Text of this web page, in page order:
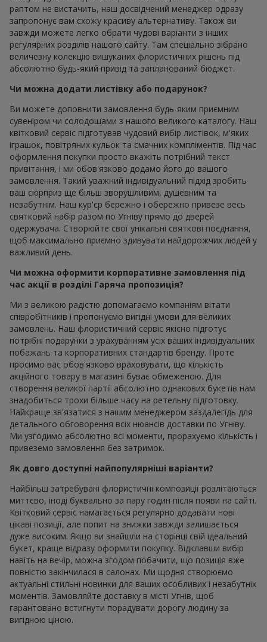
раптом не вистачить, наш досвідчений менеджер одразу
запропонує вам схожу красиву альтернативу. Також ви
завжди можете легко обрати чудові варіанти з інших
регулярних розділів нашого сайту. Там спеціально зібрано
величезну колекцію вишуканих флористичних рішень під
абсолютно будь-який привід та запланований бюджет.
Чи можна додати листівку або подарунок?
Ви можете доповнити замовлення будь-яким приємним
сувеніром чи солодощами з нашого великого каталогу. Наш
квітковий сервіс підготував чудовий вибір листівок, м'яких
іграшок, повітряних кульок та смачних компліментів. Під час
оформлення покупки просто вкажіть потрібний текст
привітання, і ми обов'язково додамо його до вашого
замовлення. Такий уважний індивідуальний підхід зробить
ваш сюрприз ще більш зворушливим, душевним та
незабутнім. Наш кур'єр бережно і обережно привезе весь
святковий набір разом по Угніву прямо до дверей
одержувача. Створюйте свої унікальні святкові поєднання,
щоб максимально приємно здивувати найдорожчих людей у
важливий день.
Чи можна оформити корпоративне замовлення під
час акції в розділі Гаряча пропозиція?
Ми з великою радістю допомагаємо компаніям вітати
співробітників і пропонуємо вигідні умови для великих
замовлень. Наш флористичний сервіс якісно підготує
потрібні подарунки з урахуванням усіх ваших індивідуальних
побажань та корпоративних стандартів бренду. Проте
просимо вас обов'язково враховувати, що кількість
акційного товару в магазині буває обмеженою. Для
створення великої партії абсолютно однакових букетів нам
знадобиться трохи більше часу на ретельну підготовку.
Найкраще зв'язатися з нашим менеджером заздалегідь для
детального обговорення всіх нюансів доставки по Угніву.
Ми узгодимо абсолютно всі моменти, прорахуємо кількість і
привеземо замовлення без затримок.
Як довго доступні найпопулярніші варіанти?
Найбільш затребувані флористичні композиції розлітаються
миттєво, іноді буквально за пару годин після появи на сайті.
Квітковий сервіс намагається регулярно додавати нові
цікаві позиції, але попит на знижки завжди залишається
дуже високим. Якщо ви знайшли на сторінці свій ідеальний
букет, краще відразу оформити покупку. Відклавши вибір
навіть на вечір, можна згодом побачити, що позиція вже
повністю закінчилася в салонах. Ми щодня створюємо
актуальні стильні новинки для ваших особливих і незабутніх
моментів. Замовляйте доставку в місті Угнів, щоб
гарантовано встигнути порадувати дорогу людину за
вигідною ціною.